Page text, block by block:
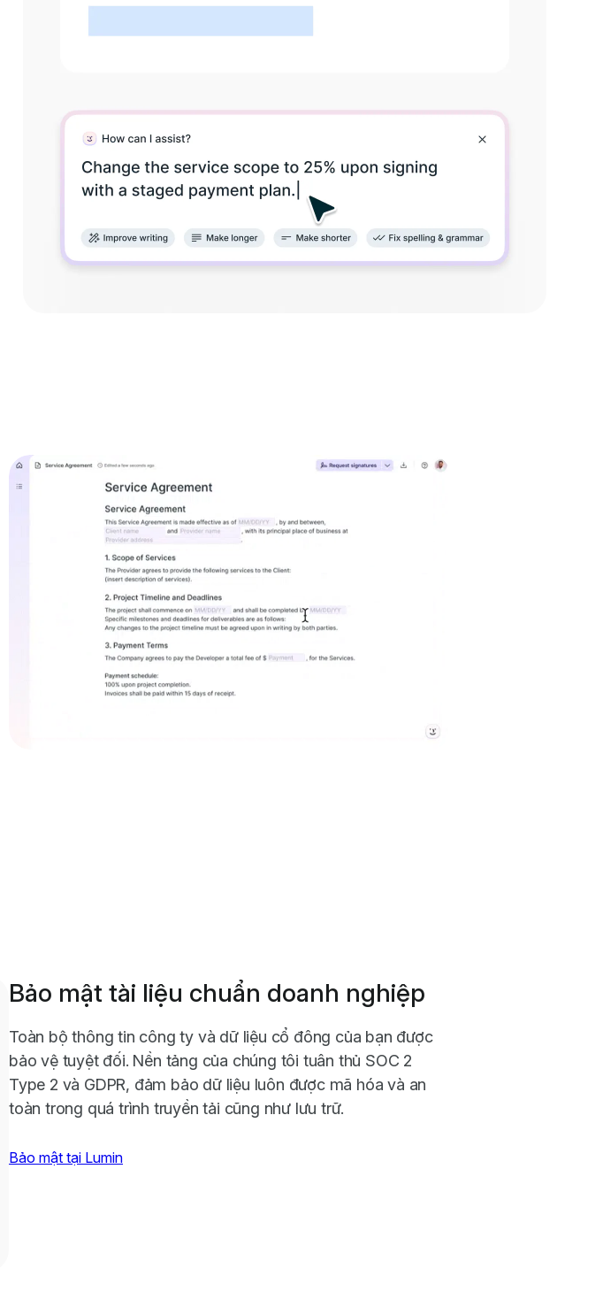
Bảo mật tài liệu chuẩn doanh nghiệp
Toàn bộ thông tin công ty và dữ liệu cổ đông của bạn được
bảo vệ tuyệt đối. Nền tảng của chúng tôi tuân thủ SOC 2
Type 2 và GDPR, đảm bảo dữ liệu luôn được mã hóa và an
toàn trong quá trình truyền tải cũng như lưu trữ.
Bảo mật tại Lumin